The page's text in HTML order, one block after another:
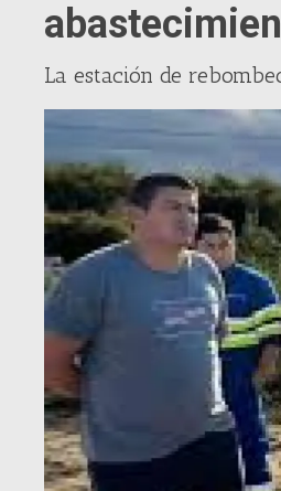
La estación de